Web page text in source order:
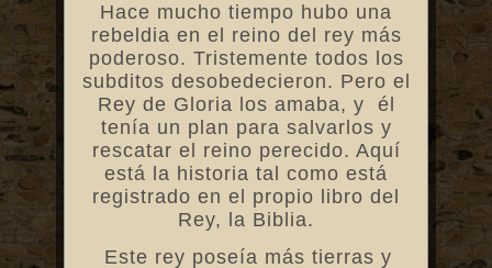
Hace mucho tiempo hubo una
rebeldia en el reino del rey más
poderoso. Tristemente todos los
subditos desobedecieron. Pero el
Rey de Gloria los amaba, y él
tenía un plan para salvarlos y
rescatar el reino perecido. Aquí
está la historia tal como está
registrado en el propio libro del
Rey, la Biblia.
Este rey poseía más tierras y